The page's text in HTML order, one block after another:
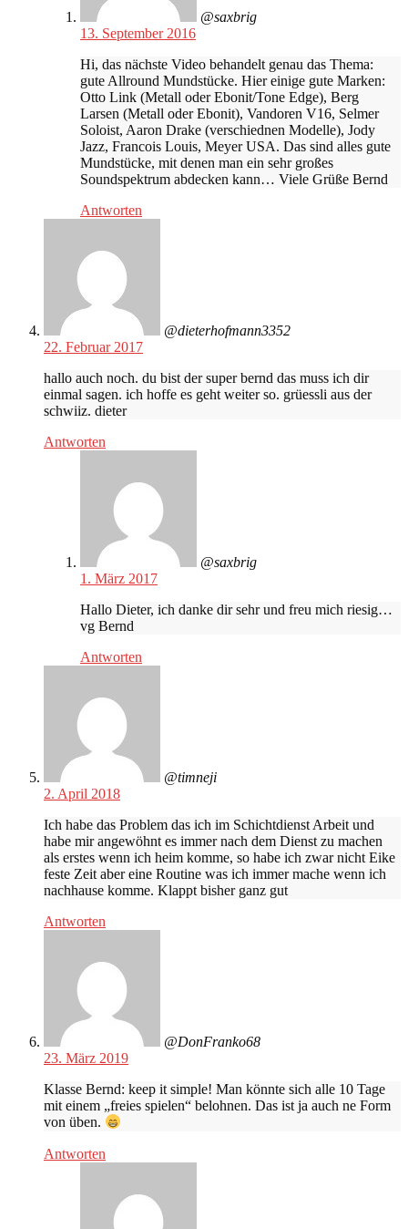
@saxbrig
13. September 2016
Hi, das nächste Video behandelt genau das Thema:
gute Allround Mundstücke. Hier einige gute Marken:
Otto Link (Metall oder Ebonit/Tone Edge), Berg
Larsen (Metall oder Ebonit), Vandoren V16, Selmer
Soloist, Aaron Drake (verschiednen Modelle), Jody
Jazz, Francois Louis, Meyer USA. Das sind alles gute
Mundstücke, mit denen man ein sehr großes
Soundspektrum abdecken kann… Viele Grüße Bernd
Antworten
@dieterhofmann3352
22. Februar 2017
hallo auch noch. du bist der super bernd das muss ich dir
einmal sagen. ich hoffe es geht weiter so. grüessli aus der
schwiiz. dieter
Antworten
@saxbrig
1. März 2017
Hallo Dieter, ich danke dir sehr und freu mich riesig…
vg Bernd
Antworten
@timneji
2. April 2018
Ich habe das Problem das ich im Schichtdienst Arbeit und
habe mir angewöhnt es immer nach dem Dienst zu machen
als erstes wenn ich heim komme, so habe ich zwar nicht Eike
feste Zeit aber eine Routine was ich immer mache wenn ich
nachhause komme. Klappt bisher ganz gut
Antworten
@DonFranko68
23. März 2019
Klasse Bernd: keep it simple! Man könnte sich alle 10 Tage
mit einem „freies spielen“ belohnen. Das ist ja auch ne Form
von üben.
Antworten